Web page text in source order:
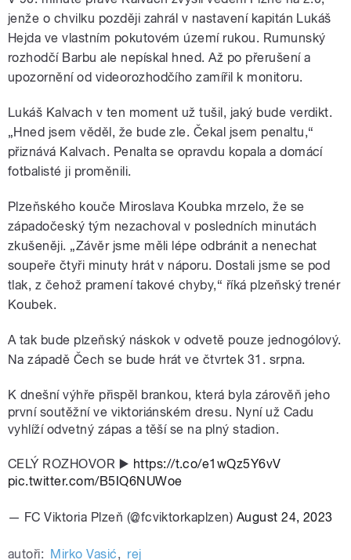
jenže o chvilku později zahrál v nastavení kapitán Lukáš
Hejda ve vlastním pokutovém území rukou. Rumunský
rozhodčí Barbu ale nepískal hned. Až po přerušení a
upozornění od videorozhodčího zamířil k monitoru.
Lukáš Kalvach v ten moment už tušil, jaký bude verdikt.
„Hned jsem věděl, že bude zle. Čekal jsem penaltu,“
přiznává Kalvach. Penalta se opravdu kopala a domácí
fotbalisté ji proměnili.
Plzeňského kouče Miroslava Koubka mrzelo, že se
západočeský tým nezachoval v posledních minutách
zkušeněji. „Závěr jsme měli lépe odbránit a nenechat
soupeře čtyři minuty hrát v náporu. Dostali jsme se pod
tlak, z čehož pramení takové chyby,“ říká plzeňský trenér
Koubek.
A tak bude plzeňský náskok v odvetě pouze jednogólový.
Na západě Čech se bude hrát ve čtvrtek 31. srpna.
K dnešní výhře přispěl brankou, která byla zárověň jeho
první soutěžní ve viktoriánském dresu. Nyní už Cadu
vyhlíží odvetný zápas a těší se na plný stadion.
CELÝ ROZHOVOR ▶️ https://t.co/e1wQz5Y6vV
pic.twitter.com/B5IQ6NUWoe
— FC Viktoria Plzeň (@fcviktorkaplzen) August 24, 2023
autoři: Mirko Vasić, rej